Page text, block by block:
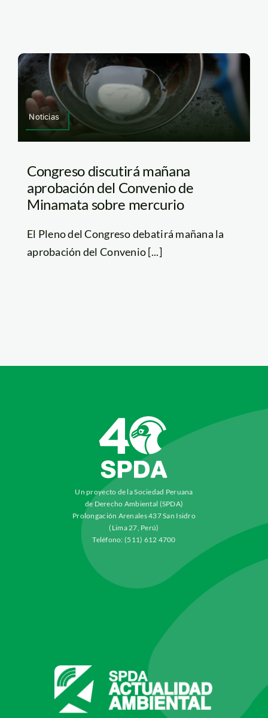
Noticias
Congreso discutirá mañana
aprobación del Convenio de
Minamata sobre mercurio
El Pleno del Congreso debatirá mañana la
aprobación del Convenio [...]
Un proyecto de la Sociedad Peruana
de Derecho Ambiental (SPDA)
Prolongación Arenales 437 San Isidro
(Lima 27, Perú)
Teléfono: (511) 612 4700